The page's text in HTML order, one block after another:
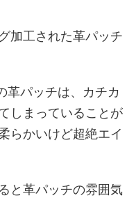
加工された革パッチ
革パッチは、カチカ
しまっていることが
らかいけど超絶エイ
と革パッチの雰囲気